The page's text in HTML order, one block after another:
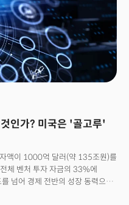
인가? 미국은 '골고루'
액이 1000억 달러(약 135조원)를
체 벤처 투자 자금의 33%에
넘어 경제 전반의 성장 동력으로
인프라 투자 규모는 더욱